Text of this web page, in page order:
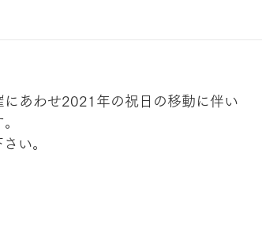
あわせ2021年の祝日の移動に伴い
い。